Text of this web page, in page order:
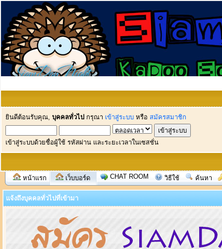
ยินดีต้อนรับคุณ, บุคคลทั่วไป กรุณา เข้าสู่ระบบ หรือ สมัครสมาชิก
เข้าสู่ระบบด้วยชื่อผู้ใช้ รหัสผ่าน และระยะเวลาในเซสชั่น
หน้าแรก เว็บบอร์ด CHAT ROOM วิธีใช้ ค้นหา
แจ้งถึงบุคคลทั่วไปที่เข้ามา